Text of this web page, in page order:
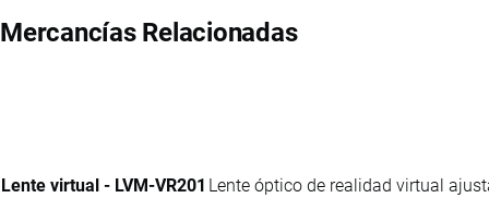
Mercancías Relacionadas
Lente virtual - LVM-VR201 Lente óptico de realidad virtual